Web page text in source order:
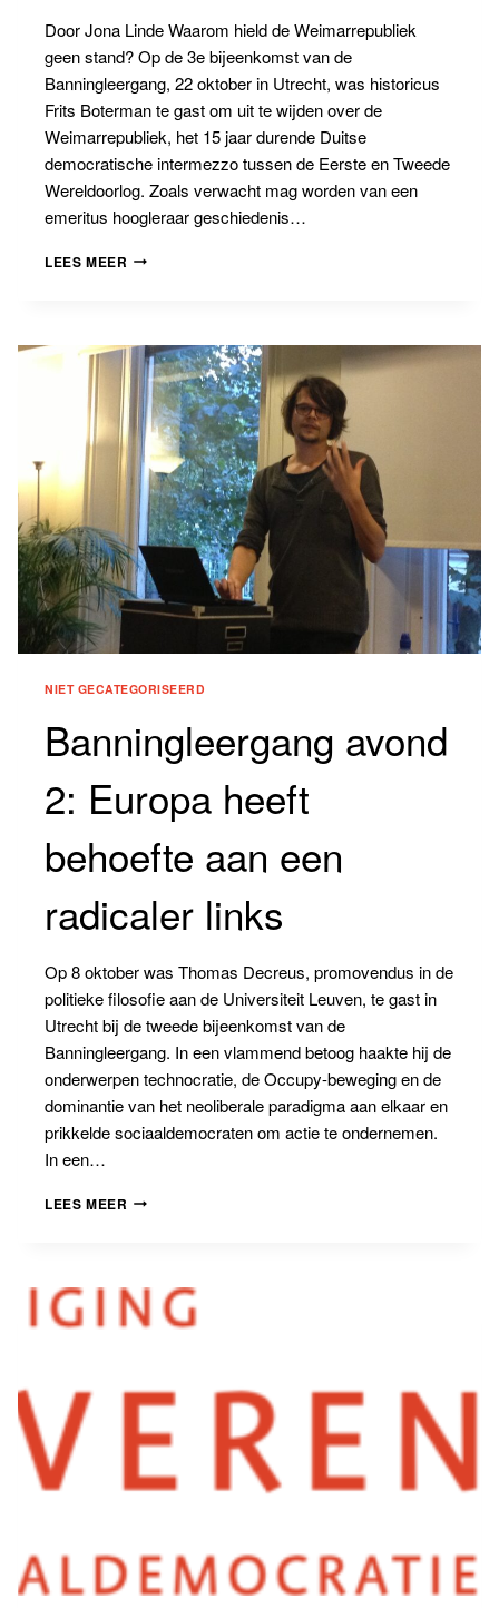
Door Jona Linde Waarom hield de Weimarrepubliek
geen stand? Op de 3e bijeenkomst van de
Banningleergang, 22 oktober in Utrecht, was historicus
Frits Boterman te gast om uit te wijden over de
Weimarrepubliek, het 15 jaar durende Duitse
democratische intermezzo tussen de Eerste en Tweede
Wereldoorlog. Zoals verwacht mag worden van een
emeritus hoogleraar geschiedenis…
LEES MEER BANNINGLEERGANG
WEIMARREPUBLIEK
EN
HET
MINSTE
KWAAD
NIET GECATEGORISEERD
Banningleergang avond
2: Europa heeft
behoefte aan een
radicaler links
Op 8 oktober was Thomas Decreus, promovendus in de
politieke filosofie aan de Universiteit Leuven, te gast in
Utrecht bij de tweede bijeenkomst van de
Banningleergang. In een vlammend betoog haakte hij de
onderwerpen technocratie, de Occupy-beweging en de
dominantie van het neoliberale paradigma aan elkaar en
prikkelde sociaaldemocraten om actie te ondernemen.
In een…
LEES MEER BANNINGLEERGANG
BEHOEFTE
AAN
LINKS